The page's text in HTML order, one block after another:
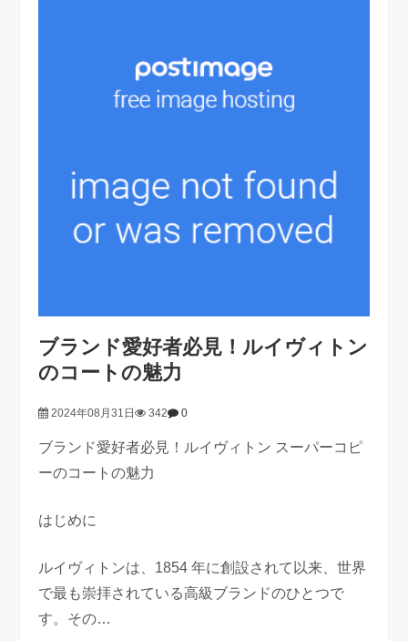
ブランド愛好者必見！ルイヴィトン
のコートの魅力
2024年08月31日 342 0
ブランド愛好者必見！ルイヴィトン スーパーコピ
ーのコートの魅力
はじめに
ルイヴィトンは、1854 年に創設されて以来、世界
で最も崇拝されている高級ブランドのひとつで
す。その…